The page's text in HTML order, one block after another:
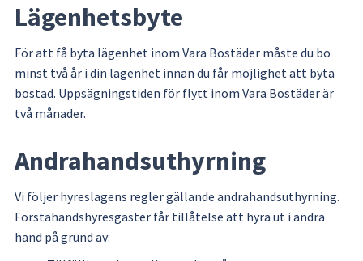
Lägenhetsbyte
För att få byta lägenhet inom Vara Bostäder måste du bo
minst två år i din lägenhet innan du får möjlighet att byta
bostad. Uppsägningstiden för flytt inom Vara Bostäder är
två månader.
Andrahandsuthyrning
Vi följer hyreslagens regler gällande andrahandsuthyrning.
Förstahandshyresgäster får tillåtelse att hyra ut i andra
hand på grund av: